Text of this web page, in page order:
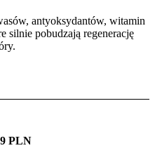
antyoksydantów, witamin
silnie pobudzają regenerację
PLN